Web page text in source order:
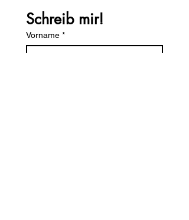
Schreib mir!
Vorname *